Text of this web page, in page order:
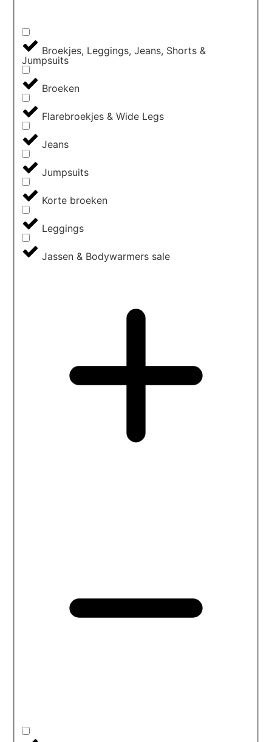
Broekjes, Leggings, Jeans, Shorts &
Jumpsuits
Broeken
Flarebroekjes & Wide Legs
Jeans
Jumpsuits
Korte broeken
Leggings
Jassen & Bodywarmers sale